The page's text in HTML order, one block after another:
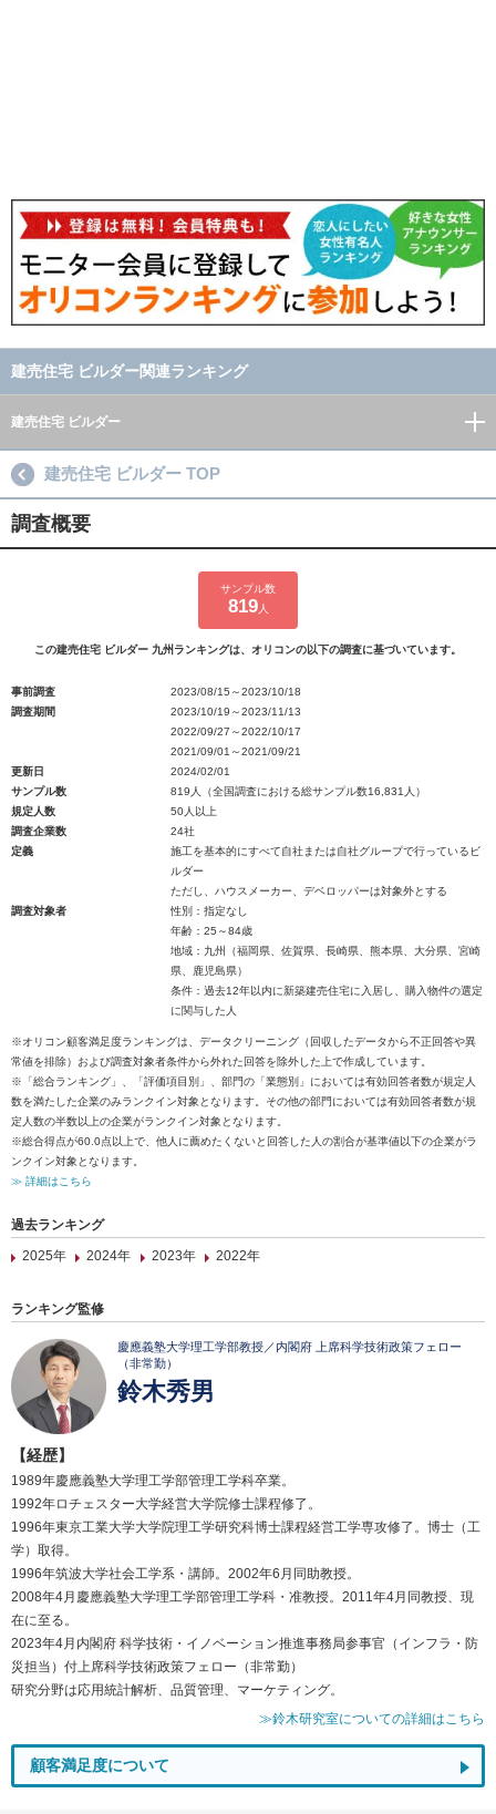
建売住宅 ビルダー関連ランキング
建売住宅 ビルダー
建売住宅 ビルダー TOP
調査概要
サンプル数
819人
この建売住宅 ビルダー 九州ランキングは、オリコンの以下の調査に基づいています。
事前調査
2023/08/15～2023/10/18
調査期間
2023/10/19～2023/11/13
2022/09/27～2022/10/17
2021/09/01～2021/09/21
更新日
2024/02/01
サンプル数
819人（全国調査における総サンプル数16,831人）
規定人数
50人以上
調査企業数
24社
定義
施工を基本的にすべて自社または自社グループで行っているビ
ルダー
ただし、ハウスメーカー、デベロッパーは対象外とする
調査対象者
性別：指定なし
年齢：25～84歳
地域：九州（福岡県、佐賀県、長崎県、熊本県、大分県、宮崎
県、鹿児島県）
条件：過去12年以内に新築建売住宅に入居し、購入物件の選定
に関与した人
※オリコン顧客満足度ランキングは、データクリーニング（回収したデータから不正回答や異
常値を排除）および調査対象者条件から外れた回答を除外した上で作成しています。
※「総合ランキング」、「評価項目別」、部門の「業態別」においては有効回答者数が規定人
数を満たした企業のみランクイン対象となります。その他の部門においては有効回答者数が規
定人数の半数以上の企業がランクイン対象となります。
※総合得点が60.0点以上で、他人に薦めたくないと回答した人の割合が基準値以下の企業がラ
ンクイン対象となります。
≫ 詳細はこちら
過去ランキング
2025年
2024年 2023年 2022年
ランキング監修
慶應義塾大学理工学部教授／内閣府 上席科学技術政策フェロー
（非常勤）
鈴木秀男
【経歴】
1989年慶應義塾大学理工学部管理工学科卒業。
1992年ロチェスター大学経営大学院修士課程修了。
1996年東京工業大学大学院理工学研究科博士課程経営工学専攻修了。博士（工
学）取得。
1996年筑波大学社会工学系・講師。2002年6月同助教授。
2008年4月慶應義塾大学理工学部管理工学科・准教授。2011年4月同教授、現
在に至る。
2023年4月内閣府 科学技術・イノベーション推進事務局参事官（インフラ・防
災担当）付上席科学技術政策フェロー（非常勤）
研究分野は応用統計解析、品質管理、マーケティング。
≫鈴木研究室についての詳細はこちら
顧客満足度について